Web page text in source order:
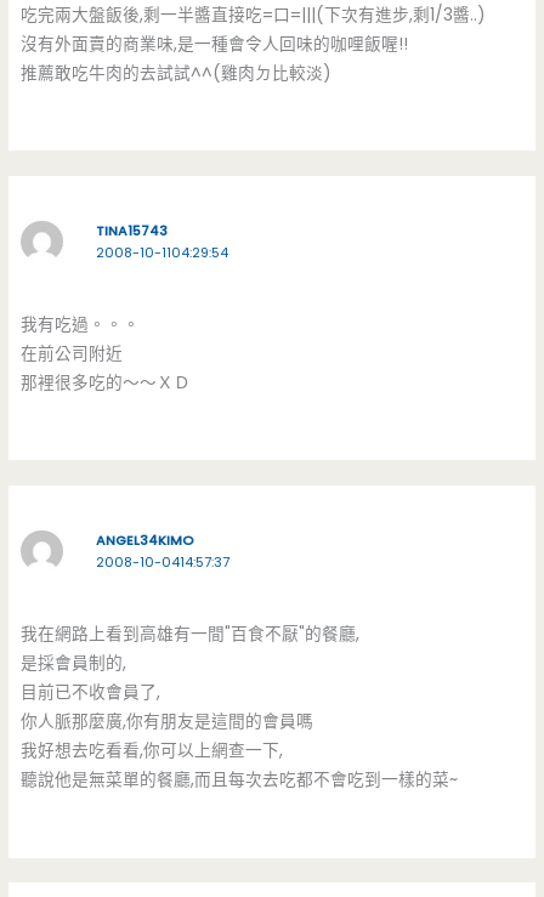
吃完兩大盤飯後,剩一半醬直接吃=口=|||(下次有進步,剩1/3醬..)
沒有外面賣的商業味,是一種會令人回味的咖哩飯喔!!
推薦敢吃牛肉的去試試^^(雞肉ㄉ比較淡)
TINA15743
2008-10-1104:29:54
我有吃過。。。
在前公司附近
那裡很多吃的～～ＸＤ
ANGEL34KIMO
2008-10-0414:57:37
我在網路上看到高雄有一間"百食不厭"的餐廳,
是採會員制的,
目前已不收會員了,
你人脈那麼廣,你有朋友是這間的會員嗎
我好想去吃看看,你可以上網查一下,
聽說他是無菜單的餐廳,而且每次去吃都不會吃到一樣的菜~